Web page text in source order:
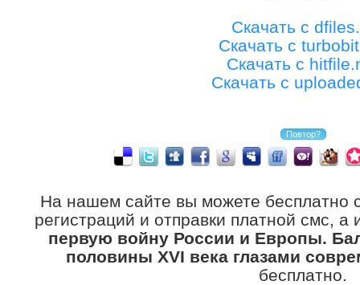
Скачать с
Скачать с
Скачать с
Скачать с
На нашем сайте вы можете бесплатно
регистраций и отправки платной смс, а
первую войну России и Европы.
половины XVI века глазами
бесплатно.